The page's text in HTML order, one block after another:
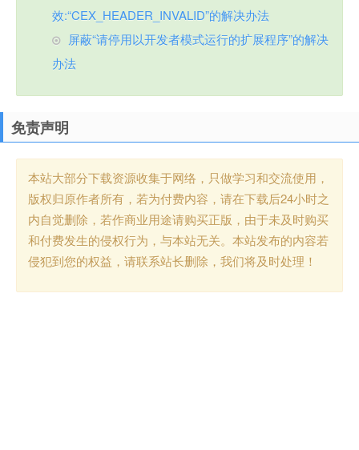
效:“CEX_HEADER_INVALID”的解决办法
屏蔽“请停用以开发者模式运行的扩展程序”的解决
办法
免责声明
本站大部分下载资源收集于网络，只做学习和交流使用，
版权归原作者所有，若为付费内容，请在下载后24小时之
内自觉删除，若作商业用途请购买正版，由于未及时购买
和付费发生的侵权行为，与本站无关。本站发布的内容若
侵犯到您的权益，请联系站长删除，我们将及时处理！